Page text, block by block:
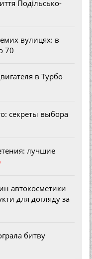
Подільсько-
вулицях: в
70
в Турбо
секреты выбора
лучшие
автокосметики
для догляду за
битву